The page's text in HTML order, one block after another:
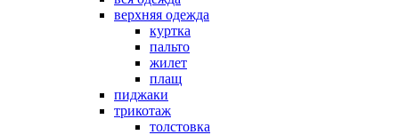
верхняя одежда
куртка
пальто
жилет
плащ
пиджаки
трикотаж
толстовка